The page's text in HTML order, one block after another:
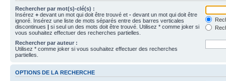
Rechercher par mot(s)-clé(s) :
Insérez + devant un mot qui doit être trouvé et - devant un mot qui doit être
ignoré. Insérez une liste de mots séparés entre des barres verticales
discontinues | si seul un des mots doit être trouvé. Utilisez * comme joker si
vous souhaitez effectuer des recherches partielles.
Rechercher par auteur :
Utilisez * comme joker si vous souhaitez effectuer des recherches
partielles.
OPTIONS DE LA RECHERCHE